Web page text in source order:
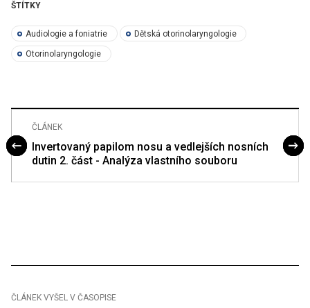
ŠTÍTKY
Audiologie a foniatrie Dětská otorinolaryngologie
Otorinolaryngologie
ČLÁNEK
Invertovaný papilom nosu a vedlejších nosních
dutin 2. část - Analýza vlastního souboru
ČLÁNEK VYŠEL V ČASOPISE